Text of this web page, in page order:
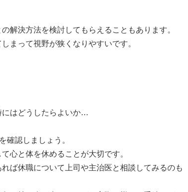
解決方法を検討してもらえることもあります。
まって視野が狭くなりやすいです。
にはどうしたらよいか…
確認しましょう。
心と体を休めることが大切です。
ば休職について上司や主治医と相談してみるのも